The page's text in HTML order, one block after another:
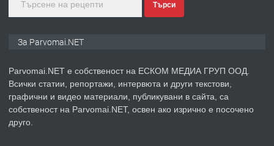
преди 1 година
ПРЕДЛАГА
Продавам апартамент - гр.
Търси
За Parvomai.NET
Parvomai.NET е собственост на ЕСКОМ МЕДИА ГРУП ООД.
Всички статии, репортажи, интервюта и други текстови,
графични и видео материали, публикувани в сайта, са
собственост на Parvomai.NET, освен ако изрично е посочено
друго.